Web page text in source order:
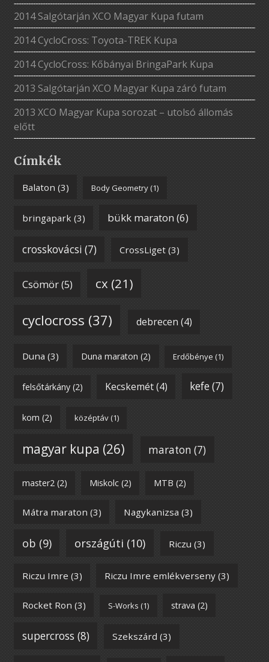
2014 Salgótarján XCO Magyar Kupa futam
2014 CycloCross: Toyota-TREK Kupa
2014 CycloCross: Kőbányai BringaPark Kupa
2013 Salgótarján XCO Magyar Kupa záró futam
2013 XCO Magyar Kupa sorozat – utolsó állomás
előtt
Címkék
Balaton (3) Body Geometry(1)
bringapark (3) bükk maraton (6)
crosskovácsi (7) CrossLiget(3)
Csömör(5) cx (21)
cyclocross (37) debrecen (4)
Duna (3) Duna maraton (2) Erdőbénye (1)
felsőtárkány(2) Kecskemét(4) kefe(7)
kom (2) középtáv(1)
magyar kupa (26) maraton (7)
master2(2) Miskolc(2) MTB (2)
Mátra maraton (3) Nagykanizsa (3)
ob (9) országúti (10) Riczu (3)
Riczu Imre (3) Riczu Imre emlékverseny(3)
Rocket Ron (3) S-Works (1) strava (2)
supercross (8) Szekszárd (3)